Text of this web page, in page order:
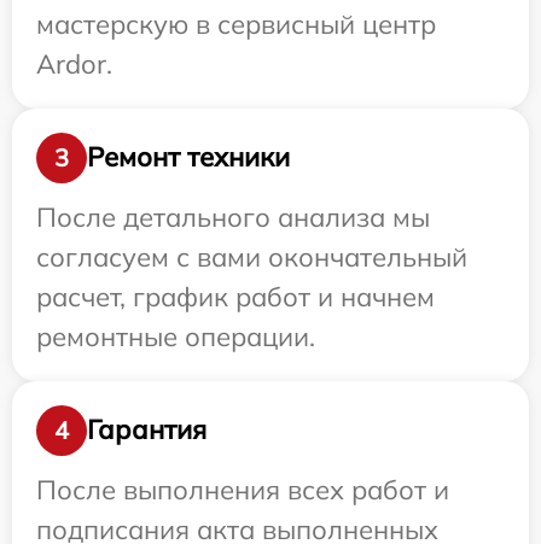
мастерскую в сервисный центр
Ardor.
3
Ремонт техники
После детального анализа мы
согласуем с вами окончательный
расчет, график работ и начнем
ремонтные операции.
4
Гарантия
После выполнения всех работ и
подписания акта выполненных